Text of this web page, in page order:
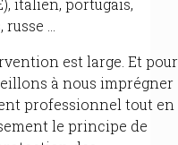
italien, portugais,
...
est large. Et pour
à nous imprégner
professionnel tout en
le principe de